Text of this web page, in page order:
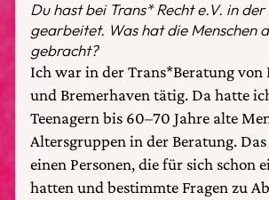
Du hast bei Trans* Recht e.V. in
gearbeitet. Was hat die Menschen
gebracht?
Ich war in der Trans*Beratung von
und Bremerhaven tätig. Da hatte
Teenagern bis 60–70 Jahre alte
Altersgruppen in der Beratung.
einen Personen, die für sich schon
hatten und bestimmte Fragen zu